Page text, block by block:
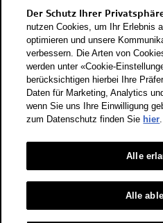
Montag - Donnerstag 07:30-12:00
Freitag
07:30-12:00
Samstag
Sonntag
geschlossen
Rechtliches Datenschutz
Der Schutz Ihrer
nutzen Cookies, um Ihr Erlebnis
optimieren und unsere
verbessern. Die Arten von
werden unter «Cookie-
berücksichtigen hierbei Ihre
Daten für Marketing, Analytics
wenn Sie uns Ihre Einwilligung
zum Datenschutz finden Sie hier.
Alle
Alle